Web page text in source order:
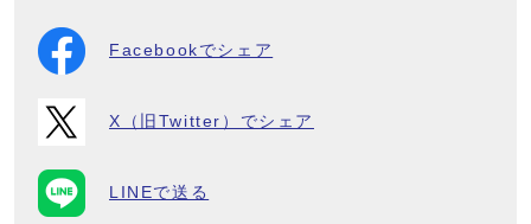
Facebookでシェア
X（旧Twitter）でシェア
LINEで送る